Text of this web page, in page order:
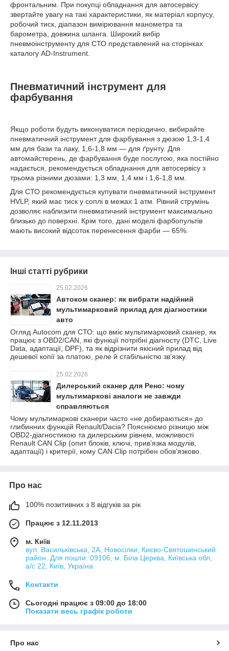
фронтальним. При покупці обладнання для автосервісу
звертайте увагу на такі характеристики, як матеріал корпусу,
робочий тиск, діапазон вимірювання манометра та
барометра, довжина шланга. Широкий вибір
пневмоінструменту для СТО представлений на сторінках
каталогу AD-Instrument.
Пневматичний інструмент для
фарбування
Якщо роботи будуть виконуватися періодично, вибирайте
пневматичний інструмент для фарбування з дюзою 1,3-1,4
мм для бази та лаку, 1,6-1,8 мм — для ґрунту. Для
автомайстерень, де фарбування буде послугою, яка постійно
надається, рекомендується обладнання для автосервісу з
трьома різними дюзами: 1,3 мм, 1,4 мм і 1,6-1,8 мм.
Для СТО рекомендується купувати пневматичний інструмент
HVLP, який має тиск у соплі в межах 1 атм. Рівний струмінь
дозволяє наблизити пневматичний інструмент максимально
близько до поверхні. Крім того, дані моделі фарбопультів
мають високий відсоток перенесення фарби — 65%.
Інші статті рубрики
25.02.2026
Автоком сканер: як вибрати надійний
мультимарковий прилад для діагностики
авто
Огляд Autocom для СТО: що вміє мультимарковий сканер, як
працює з OBD2/CAN, які функції потрібні діагносту (DTC, Live
Data, адаптації, DPF), та як відрізнити якісний прилад від
дешевої копії за платою, реле й стабільністю зв’язку.
25.02.2026
Дилерський сканер для Рено: чому
мультимаркові аналоги не завжди
справляються
Чому мультимаркові сканери часто «не добираються» до
глибинних функцій Renault/Dacia? Пояснюємо різницю між
OBD2-діагностикою та дилерським рівнем, можливості
Renault CAN Clip (опит блоків, ключі, прив’язка модулів,
адаптації) і критерії, кому CAN Clip потрібен обов’язково.
Про нас
100% позитивних з 8 відгуків за рік
Працює з 12.11.2013
м. Київ
вул. Васильківська, 2А, Новосілки, Києво-Святошинський
район. Для пошти: 09106, м. Біла Церква, Київська обл,
а/с 22, Київ, Україна
Контакти
Сьогодні працює з 09:00 до 18:00
Показати весь графік роботи
Про нас